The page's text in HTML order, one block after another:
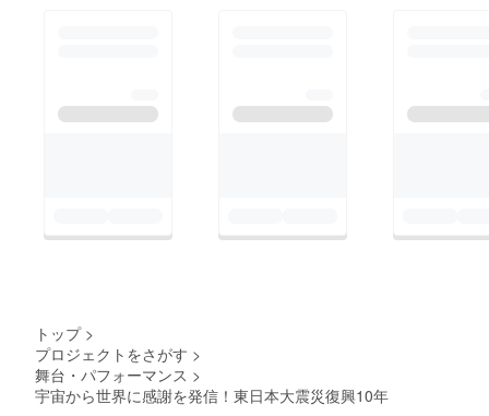
トップ >
プロジェクトをさがす >
舞台・パフォーマンス >
宇宙から世界に感謝を発信！東日本大震災復興10年